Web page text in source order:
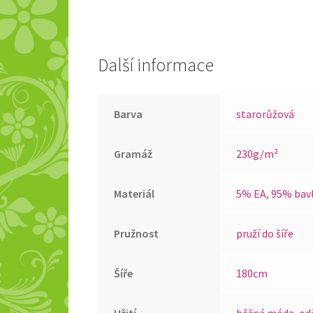
Další informace
Barva starorůžová
Gramáž 230g/m²
Materiál 5% EA, 95%
Pružnost pruží do šíře
Šíře 180cm